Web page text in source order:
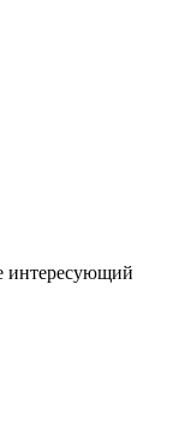
интересующий